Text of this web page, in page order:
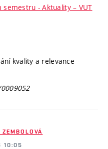
- Aktuality – VUT
kvality a relevance
10:05